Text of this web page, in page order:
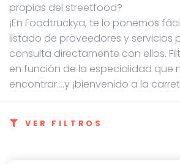
propias del streetfood?
¡En Foodtruckya, te lo ponemos
listado de proveedores y servicios
consulta directamente con ellos.
en función de la especialidad que
encontrar....y ¡bienvenido a la
VER FILTROS